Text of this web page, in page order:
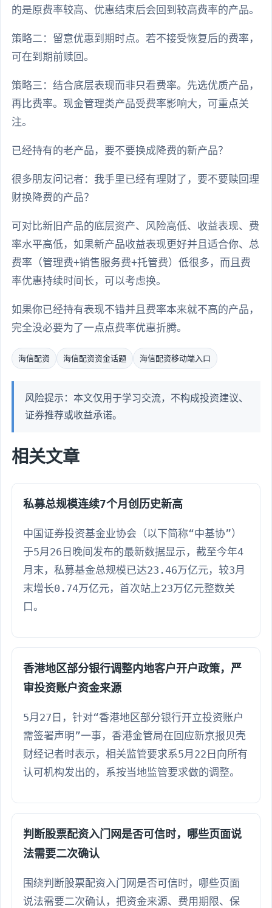
的是原费率较高、优惠结束后会回到较高费率的产品。
策略二：留意优惠到期时点。若不接受恢复后的费率，
可在到期前赎回。
策略三：结合底层表现而非只看费率。先选优质产品，
再比费率。现金管理类产品受费率影响大，可重点关
注。
已经持有的老产品，要不要换成降费的新产品？
很多朋友问记者：我手里已经有理财了，要不要赎回理
财换降费的产品？
可对比新旧产品的底层资产、风险高低、收益表现、费
率水平高低，如果新产品收益表现更好并且适合你、总
费率（管理费+销售服务费+托管费）低很多，而且费
率优惠持续时间长，可以考虑换。
如果你已经持有表现不错并且费率本来就不高的产品，
完全没必要为了一点点费率优惠折腾。
海信配资 海信配资资金话题 海信配资移动端入口
风险提示：本文仅用于学习交流，不构成投资建议、
证券推荐或收益承诺。
相关文章
私募总规模连续7个月创历史新高
中国证券投资基金业协会（以下简称“中基协”）
于5月26日晚间发布的最新数据显示，截至今年4
月末，私募基金总规模已达23.46万亿元，较3月
末增长0.74万亿元，首次站上23万亿元整数关
口。
香港地区部分银行调整内地客户开户政策，严
审投资账户资金来源
5月27日，针对“香港地区部分银行开立投资账户
需签署声明”一事，香港金管局在回应新京报贝壳
财经记者时表示，相关监管要求系5月22日向所有
认可机构发出的，系按当地监管要求做的调整。
判断股票配资入门网是否可信时，哪些页面说
法需要二次确认
围绕判断股票配资入门网是否可信时，哪些页面
说法需要二次确认，把资金来源、费用期限、保